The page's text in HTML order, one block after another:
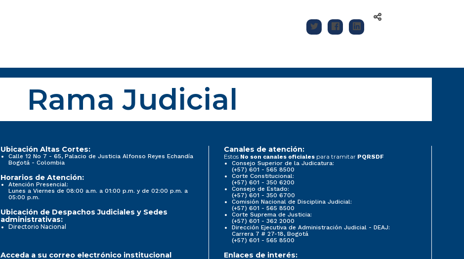
Rama Judicial
Ubicación Altas Cortes:
Calle 12 No 7 - 65, Palacio de Justicia Alfonso Reyes Echandía
Bogotá - Colombia
Horarios de Atención:
Atención Presencial:
Lunes a Viernes de 08:00 a.m. a 01:00 p.m. y de 02:00 p.m. a
05:00 p.m.
Ubicación de Despachos Judiciales y Sedes
administrativas:
Directorio Nacional
Canales de atención:
Estos No son canales oficiales para tramitar PQRSDF
Consejo Superior de la Judicatura:
(+57) 601 - 565 8500
Corte Constitucional:
(+57) 601 - 350 6200
Consejo de Estado:
(+57) 601 - 350 6700
Comisión Nacional de Disciplina Judicial:
(+57) 601 - 565 8500
Corte Suprema de Justicia:
(+57) 601 - 362 2000
Dirección Ejecutiva de Administración Judicial - DEAJ:
Carrera 7 # 27-18, Bogotá
(+57) 601 - 565 8500
Acceda a su correo electrónico institucional Enlaces de interés: